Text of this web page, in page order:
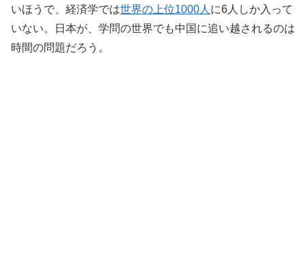
いほうで、経済学では世界の上位1000人 に6人しか入って
いない。日本が、学問の世界でも中国に追い越されるのは
時間の問題だろう。